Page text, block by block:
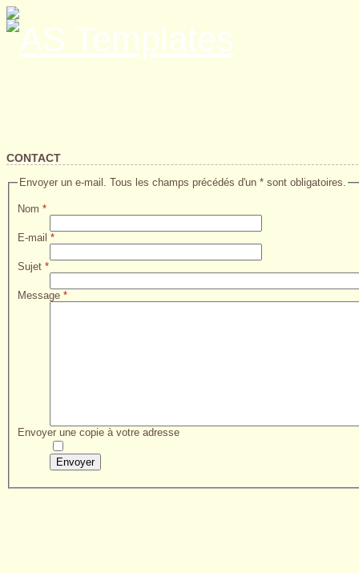
CONTACT
Envoyer un e-mail. Tous les champs précédés d'un * sont obligatoires.
Nom *
E-mail *
Sujet*
Message*
Envoyer une copie à votre adresse
Envoyer